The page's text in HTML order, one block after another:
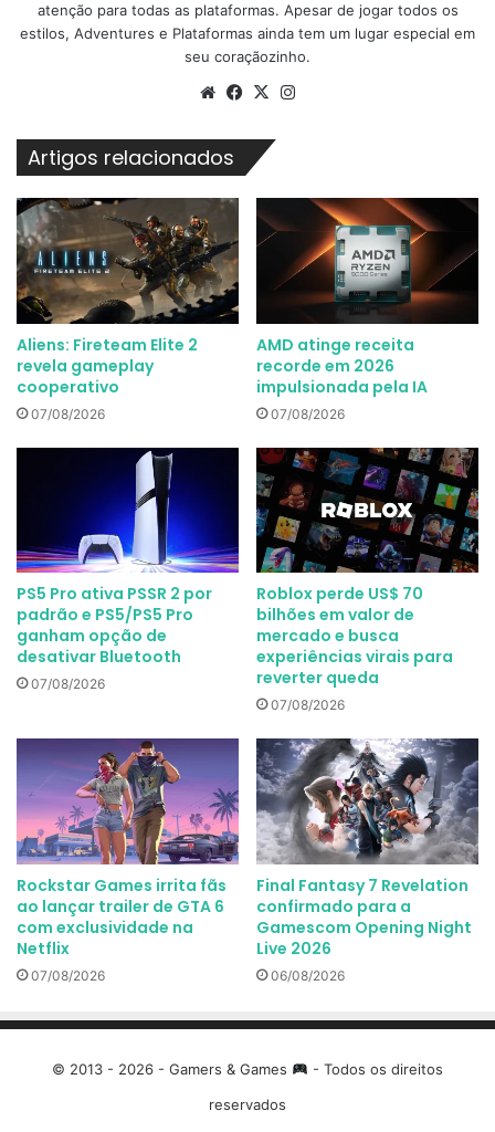
atenção para todas as plataformas. Apesar de jogar todos os
estilos, Adventures e Plataformas ainda tem um lugar especial em
seu coraçãozinho.
WebsiteFacebook
X
Artigos relacionados
Aliens: Fireteam Elite 2
revela gameplay
cooperativo
07/08/2026
AMD atinge receita
recorde em 2026
impulsionada pela IA
07/08/2026
PS5 Pro ativa PSSR 2 por
padrão e PS5/PS5 Pro
ganham opção de
desativar Bluetooth
07/08/2026
Roblox perde US$ 70
bilhões em valor de
mercado e busca
experiências virais para
reverter queda
07/08/2026
Rockstar Games irrita fãs
ao lançar trailer de GTA 6
com exclusividade na
Netflix
07/08/2026
Final Fantasy 7 Revelation
confirmado para a
Gamescom Opening Night
Live 2026
06/08/2026
© 2013 - 2026 - Gamers & Games
- Todos os direitos
reservados